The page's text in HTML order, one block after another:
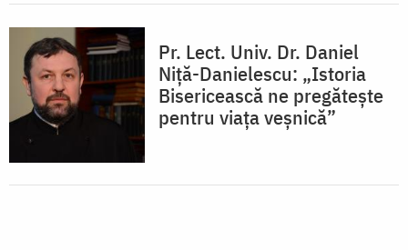
Pr. Lect. Univ. Dr. Daniel
Niţă-Danielescu: „Istoria
Bisericească ne pregăteşte
pentru viaţa veşnică”